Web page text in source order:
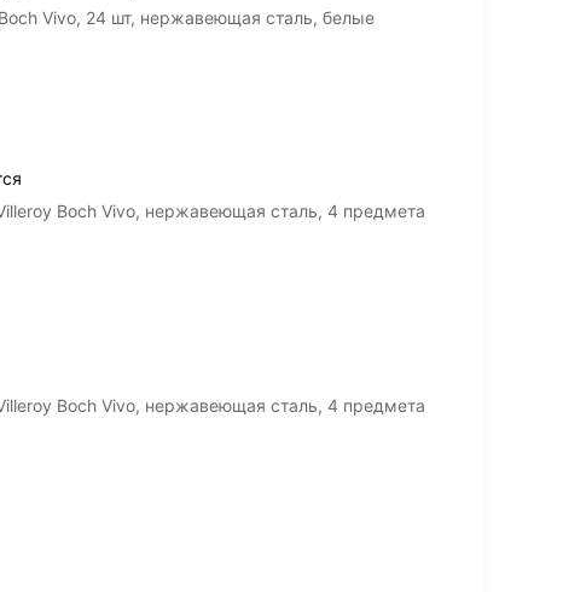
Vivo, 24 шт, нержавеющая сталь, белые
Boch Vivo, нержавеющая сталь, 4 предмета
Boch Vivo, нержавеющая сталь, 4 предмета